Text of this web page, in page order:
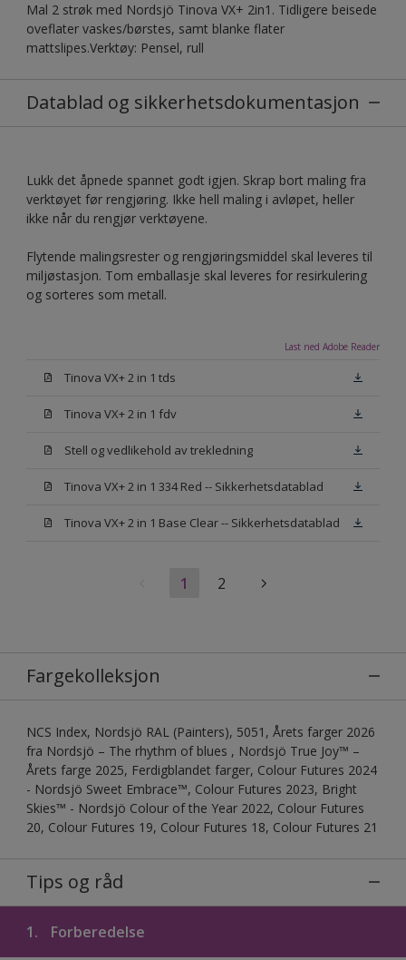
Mal 2 strøk med Nordsjö Tinova VX+ 2in1. Tidligere beisede
oveflater vaskes/børstes, samt blanke flater
mattslipes.Verktøy: Pensel, rull
Datablad og sikkerhetsdokumentasjon
Lukk det åpnede spannet godt igjen. Skrap bort maling fra
verktøyet før rengjøring. Ikke hell maling i avløpet, heller
ikke når du rengjør verktøyene.
Flytende malingsrester og rengjøringsmiddel skal leveres til
miljøstasjon. Tom emballasje skal leveres for resirkulering
og sorteres som metall.
Last ned Adobe Reader
Tinova VX+ 2 in 1 tds
Tinova VX+ 2 in 1 fdv
Stell og vedlikehold av trekledning
Tinova VX+ 2 in 1 334 Red -- Sikkerhetsdatablad
Tinova VX+ 2 in 1 Base Clear -- Sikkerhetsdatablad
1 2
Fargekolleksjon
NCS Index, Nordsjö RAL (Painters), 5051, Årets farger 2026
fra Nordsjö – The rhythm of blues , Nordsjö True Joy™ –
Årets farge 2025, Ferdigblandet farger, Colour Futures 2024
- Nordsjö Sweet Embrace™, Colour Futures 2023, Bright
Skies™ - Nordsjö Colour of the Year 2022, Colour Futures
20, Colour Futures 19, Colour Futures 18, Colour Futures 21
Tips og råd
1. Forberedelse